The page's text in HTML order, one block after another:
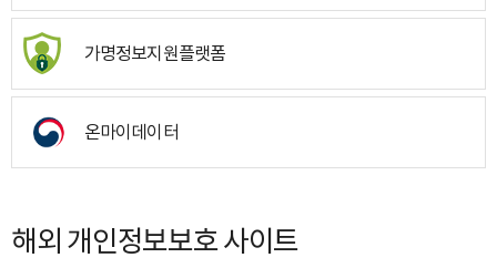
가명정보지원플랫폼
온마이데이터
해외 개인정보보호 사이트